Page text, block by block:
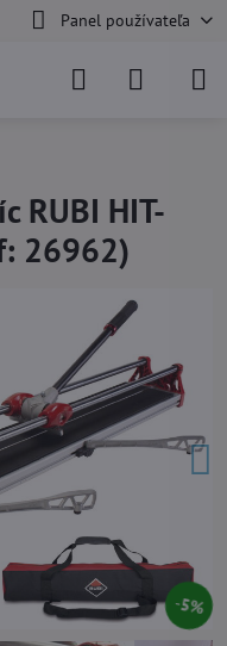
Panel používateľa
5%
RUBI HIT-
26962)